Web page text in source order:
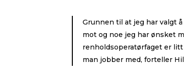
Grunnen til at jeg har valgt
mot og noe jeg har ønsket
renholdsoperatørfaget er
man jobber med, forteller